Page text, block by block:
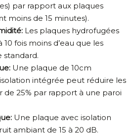
par rapport aux plaques
moins de 15 minutes).
Les plaques hydrofugées
10 fois moins d’eau que les
standard.
Une plaque de 10cm
isolation intégrée peut réduire les
de 25% par rapport à une paroi
Une plaque avec isolation
ambiant de 15 à 20 dB.